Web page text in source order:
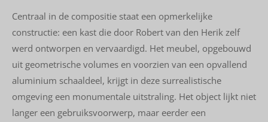
Centraal in de compositie staat een opmerkelijke
constructie: een kast die door Robert van den Herik zelf
werd ontworpen en vervaardigd. Het meubel, opgebouwd
uit geometrische volumes en voorzien van een opvallend
aluminium schaaldeel, krijgt in deze surrealistische
omgeving een monumentale uitstraling. Het object lijkt niet
langer een gebruiksvoorwerp, maar eerder een